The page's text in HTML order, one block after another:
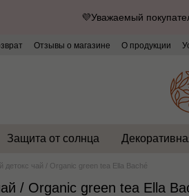
💜Уважаемый
Отзывы о магазине О продукции
Защита от солнца
детокс чай / Organic green tea Ella Baché
/ Organic green tea Ella